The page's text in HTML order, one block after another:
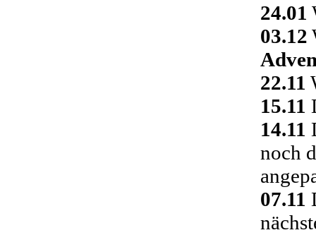
24.01
03.12
22.11
15.11
14.11
noch
07.11